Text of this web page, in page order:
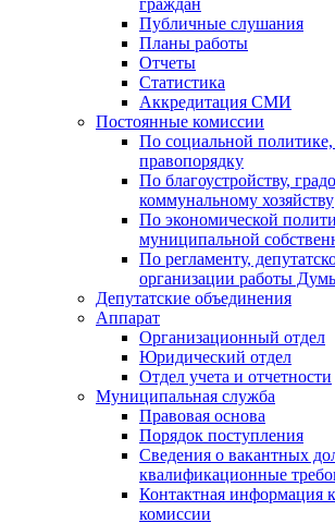
граждан
Публичные слушания
Планы работы
Отчеты
Статистика
Аккредитация СМИ
Постоянные комиссии
По социальной политике,
правопорядку
По благоустройству,
коммунальному хозяйству
По экономической
муниципальной
По регламенту,
организации работы
Депутатские объединения
Аппарат
Организационный отдел
Юридический отдел
Отдел учета и отчетности
Муниципальная служба
Правовая основа
Порядок поступления
Сведения о вакантных
квалификационные
Контактная информация
комиссии